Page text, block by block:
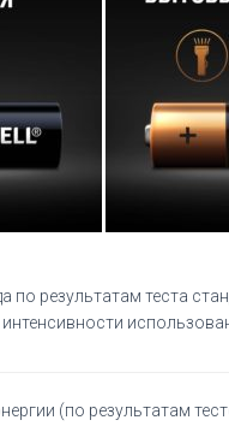
результатам теста
(по результатам